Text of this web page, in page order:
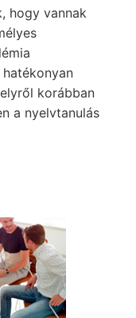
hogy vannak
korábban
a nyelvtanulás